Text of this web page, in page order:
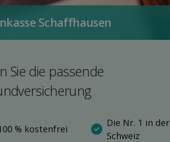
Schaffhausen
Sie die pas­sende
% kostenfrei
Die Nr. 1 in der
Schweiz